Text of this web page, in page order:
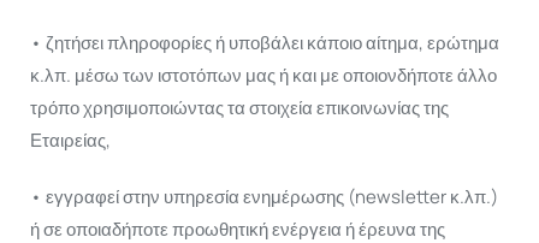
• ζητήσει πληροφορίες ή υποβάλει κάποιο αίτημα, ερώτημα
κ.λπ. μέσω των ιστοτόπων μας ή και με οποιονδήποτε άλλο
τρόπο χρησιμοποιώντας τα στοιχεία επικοινωνίας της
Εταιρείας,
• εγγραφεί στην υπηρεσία ενημέρωσης (newsletter κ.λπ.)
ή σε οποιαδήποτε προωθητική ενέργεια ή έρευνα της